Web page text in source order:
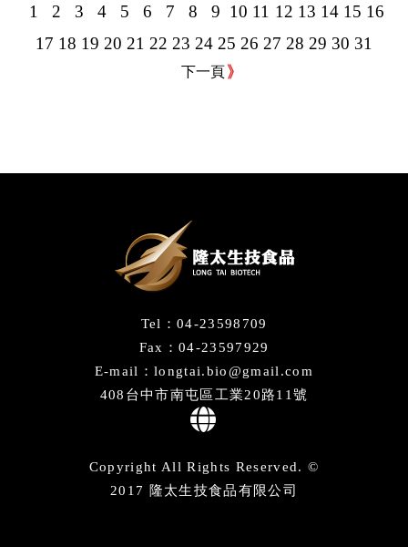
1 2 3 4 5 6 7 8 9 10 11 12 13 14 15 16
17 18 19 20 21 22 23 24 25 26 27 28 29 30 31
下一頁
Tel：04-23598709
Fax：04-23597929
E-mail：longtai.bio@gmail.com
408台中市南屯區工業20路11號
Copyright All Rights Reserved. ©
2017 隆太生技食品有限公司